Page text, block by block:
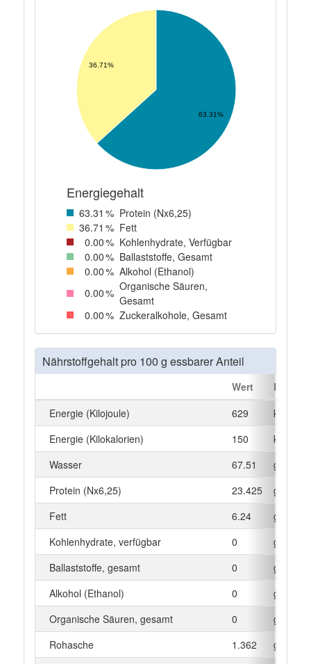
36.71%
63.31%
Energiegehalt
63.31 % Protein (Nx6,25)
36.71 % Fett
0.00% Kohlenhydrate, Verfügbar
0.00% Ballaststoffe, Gesamt
0.00% Alkohol (Ethanol)
0.00% Organische Säuren,
Gesamt
0.00% Zuckeralkohole, Gesamt
Nährstoffgehalt pro 100 g essbarer Anteil
Wert
Einheit
Energie (Kilojoule)
629
kJ
Energie (Kilokalorien)
150
kcal
Wasser
67.51
g
Protein (Nx6,25)
23.425
g
Fett
6.24
g
Kohlenhydrate, verfügbar
0
g
Ballaststoffe, gesamt
0
g
Alkohol (Ethanol)
0
g
Organische Säuren, gesamt
0
g
Rohasche
1.362
g